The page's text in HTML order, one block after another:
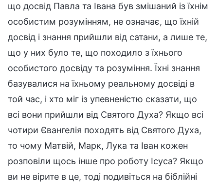
що досвід Павла та Івана був змішаний із їхнім
особистим розумінням, не означає, що їхній
досвід і знання прийшли від сатани, а лише те,
що у них було те, що походило з їхнього
особистого досвіду та розуміння. Їхні знання
базувалися на їхньому реальному досвіді в
той час, і хто міг із упевненістю сказати, що
всі вони прийшли від Святого Духа? Якщо всі
чотири Євангелія походять від Святого Духа,
то чому Матвій, Марк, Лука та Іван кожен
розповіли щось інше про роботу Ісуса? Якщо
ви не вірите в це, тоді подивіться на біблійні